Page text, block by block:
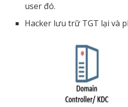
user đó.
Hacker lưu trữ TGT lại và